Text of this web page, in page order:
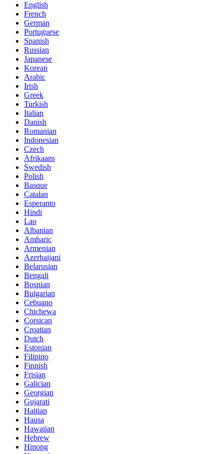
English
French
German
Portuguese
Spanish
Russian
Japanese
Korean
Arabic
Irish
Greek
Turkish
Italian
Danish
Romanian
Indonesian
Czech
Afrikaans
Swedish
Polish
Basque
Catalan
Esperanto
Hindi
Lao
Albanian
Amharic
Armenian
Azerbaijani
Belarusian
Bengali
Bosnian
Bulgarian
Cebuano
Chichewa
Corsican
Croatian
Dutch
Estonian
Filipino
Finnish
Frisian
Galician
Georgian
Gujarati
Haitian
Hausa
Hawaiian
Hebrew
Hmong